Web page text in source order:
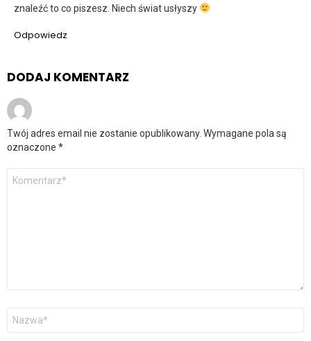
znaleźć to co piszesz. Niech świat usłyszy
Odpowiedz
DODAJ KOMENTARZ
Twój adres email nie zostanie opublikowany. Wymagane pola są
oznaczone *
Komentarz
Nazwa